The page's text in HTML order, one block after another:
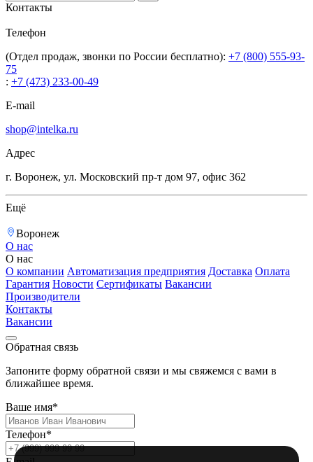
Контакты
Телефон
(Отдел продаж, звонки по России бесплатно): +7 (800) 555-93-
75
: +7 (473) 233-00-49
E-mail
shop@intelka.ru
Адрес
г. Воронеж, ул. Московский пр-т дом 97, офис 362
Ещё
Воронеж
О нас
О нас
О компании Автоматизация предприятия Доставка Оплата
Гарантия Новости Сертификаты Вакансии
Производители
Контакты
Вакансии
Обратная связь
Запоните форму обратной связи и мы свяжемся с вами в
ближайшее время.
Ваше имя*
Телефон*